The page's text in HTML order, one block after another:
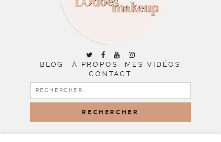
BLOG À PROPOS
MES VIDÉOS
CONTACT
RECHERCHER :